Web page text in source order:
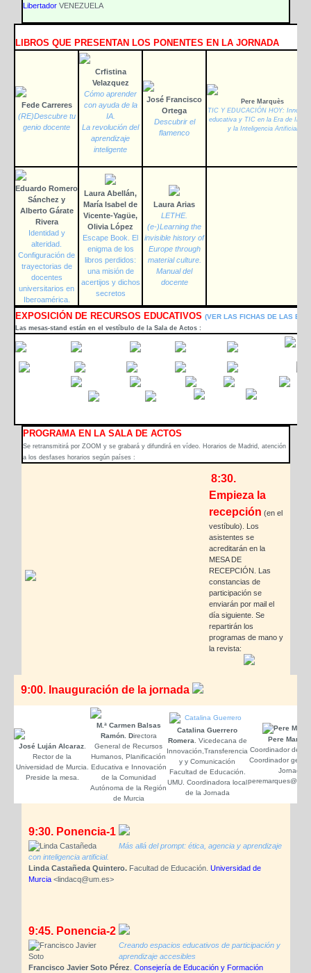
LibertadorVENEZUELA
LIBROS QUE PRESENTAN LOS PONENTES EN LA JORNADA
Fede Carreres
(RE)Descubre tu
genio docente
Crfistina
Velazquez
Cómo aprender
con ayuda de la
IA.
La revolución del
aprendizaje
inteligente
José Francisco
Ortega
Descubrir el
flamenco
Pere Marquès
TIC Y EDUCACIÓN HOY:
educativa y TIC en la Era de
y la Inteligencia Artificial
Eduardo Romero
Sánchez y
Alberto Gárate
Rivera
Identidad y
alteridad.
Configuración de
trayectorias de
docentes
universitarios en
Iberoamérica.
Laura Abellán,
María Isabel de
Vicente-Yagüe,
Olivia López
Escape Book. El
enigma de los
libros perdidos:
una misión de
acertijos y dichos
secretos
Laura Arias
LETHE.
(e-)Learning the
invisible history of
Europe through
material culture.
Manual del
docente
EXPOSICIÓN DE RECURSOS EDUCATIVOS (VER LAS FICHAS DE LAS
Las mesas-stand están en el vestíbulo de la Sala de Actos :
PROGRAMA EN LA SALA DE ACTOS
Se retransmitirá por ZOOM y se grabará y difundirá en vídeo. Horarios de Madrid, atención
a los desfases horarios según países :
8:30.
Empieza la
recepción (en el
vestíbulo). Los
asistentes se
acreditarán en la
MESA DE
RECEPCIÓN.
Las
constancias de
participación se
enviarán por mail el
día siguiente. Se
repartirán los
programas de mano y
la revista:
9:00. Inauguración de la jornada
José Luján Alcaraz.
Rector de la
Universidad de Murcia.
Preside la mesa.
M.ª Carmen Balsas
Ramón. Directora
General de Recursos
Humanos, Planificación
Educativa e Innovación
de la Comunidad
Autónoma de la Región
de Murcia
Catalina Guerrero
Romera . Vicedecana de
Innovación,Transferencia
y y Comunicación
Facultad de Educación.
UMU. Coordinadora local
de la Jornada
Pere
Coordinador de
Coordinador
Jornada
9:30. Ponencia-1
Más allá del prompt: ética, agencia y aprendizaje
con inteligencia artificial.
Linda Castañeda Quintero.Facultad de Educación. Universidad de
Murcia<lindacq@um.es>
9:45. Ponencia-2
Creando espacios educativos de participación y
aprendizaje accesibles
Francisco Javier Soto Pérez Consejería de Educación y Formación